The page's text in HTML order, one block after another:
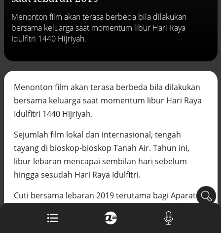
Menonton film akan terasa berbeda bila dilakukan
bersama keluarga saat momentum libur Hari Raya
Idulfitri 1440 Hijriyah.
Menonton film akan terasa berbeda bila dilakukan
bersama keluarga saat momentum libur Hari Raya
Idulfitri 1440 Hijriyah.
Sejumlah film lokal dan internasional, tengah
tayang di bioskop-bioskop Tanah Air. Tahun ini,
libur lebaran mencapai sembilan hari sebelum
hingga sesudah Hari Raya Idulfitri.
Cuti bersama lebaran 2019 terutama bagi Aparatur
Sipil Negara (ASN) dan Pegawai Negeri Sipil (PNS)
ditandatangani oleh Menteri Agama Lukman Hakim
Buku berusia 900 tahun ditemukan di
arsip rahasia Vatikan, ada prediksi
tahun Kiamat
Alinea.id - Peristiwa
Alinea.id - Peristiwa
DPR minta penerbitan sertifikat pagar
laut diproses hukum
Mungkinkah duet Anies-Ahok terealisasi
di Pilpres 2029?
Alinea.id - Politik
imbau masyarakat hormati proses
Alinea.id - Peristiwa